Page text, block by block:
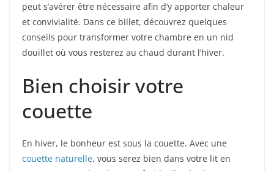
peut s’avérer être nécessaire afin d’y apporter chaleur
et convivialité. Dans ce billet, découvrez quelques
conseils pour transformer votre chambre en un nid
douillet où vous resterez au chaud durant l’hiver.
Bien choisir votre
couette
En hiver, le bonheur est sous la couette. Avec une
couette naturelle, vous serez bien dans votre lit en